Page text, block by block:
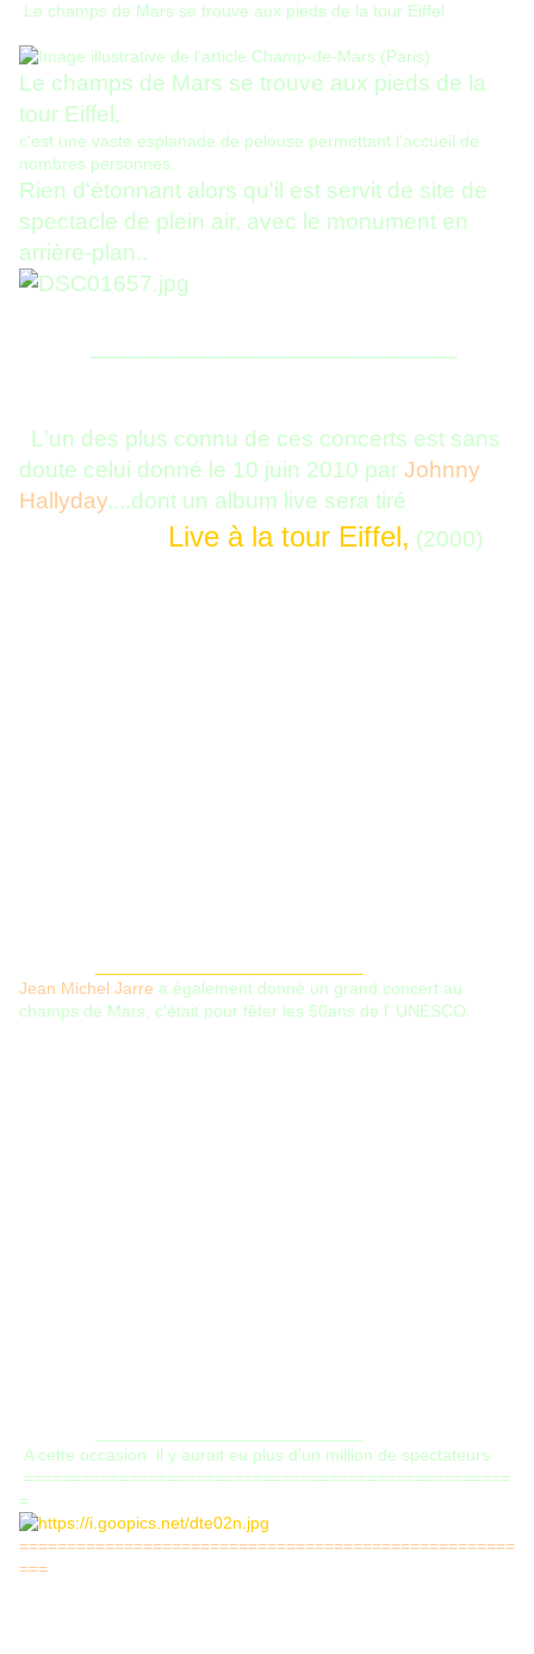
Le champs de Mars se trouve aux pieds de la tour Eiffel
Le champs de Mars se trouve aux pieds de la
tour Eiffel,
c'est une vaste esplanade de pelouse permettant l'accueil de
nombres personnes.
Rien d'étonnant alors qu'il est servit de site de
spectacle de plein air, avec le monument en
arrière-plan..
L'un des plus connu de ces concerts est sans
doute celui donné le 10 juin 2010 par Johnny
Hallyday....dont un album live sera tiré
Live à la tour Eiffel, (2000)
Jean Michel Jarre a également donné un grand concert au
champs de Mars, c'était pour fêter les 50ans de l' UNESCO.
A cette occasion il y aurait eu plus d'un million de spectateurs
===================================================
=
====================================================
===